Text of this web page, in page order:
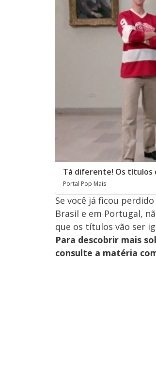
Tá diferente! Os títulos
Portal Pop Mais
Se você já ficou
Brasil e em Portugal,
que os títulos vão ser
Para descobrir mais
consulte a matéria